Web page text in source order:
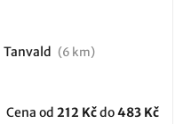
Tanvald (6 km)
Cena od 212 Kčdo483 Kč